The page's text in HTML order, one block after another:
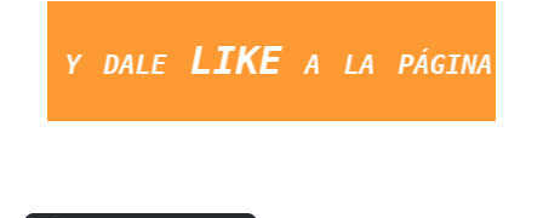
LIKE a la página.